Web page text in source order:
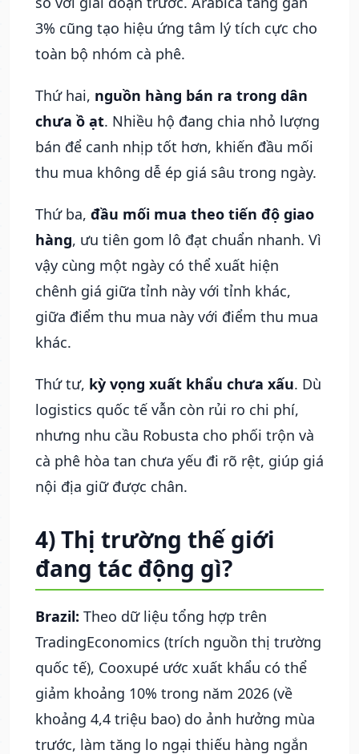
3% cũng tạo hiệu ứng tâm lý tích cực cho
toàn bộ nhóm cà phê.
Thứ hai, nguồn hàng bán ra trong dân
chưa ồ ạt. Nhiều hộ đang chia nhỏ lượng
bán để canh nhịp tốt hơn, khiến đầu mối
thu mua không dễ ép giá sâu trong ngày.
Thứ ba, đầu mối mua theo tiến độ giao
hàng, ưu tiên gom lô đạt chuẩn nhanh. Vì
vậy cùng một ngày có thể xuất hiện
chênh giá giữa tỉnh này với tỉnh khác,
giữa điểm thu mua này với điểm thu mua
khác.
Thứ tư, kỳ vọng xuất khẩu chưa xấu. Dù
logistics quốc tế vẫn còn rủi ro chi phí,
nhưng nhu cầu Robusta cho phối trộn và
cà phê hòa tan chưa yếu đi rõ rệt, giúp giá
nội địa giữ được chân.
4) Thị trường thế giới
đang tác động gì?
Brazil: Theo dữ liệu tổng hợp trên
TradingEconomics (trích nguồn thị trường
quốc tế), Cooxupé ước xuất khẩu có thể
giảm khoảng 10% trong năm 2026 (về
khoảng 4,4 triệu bao) do ảnh hưởng mùa
trước, làm tăng lo ngại thiếu hàng ngắn